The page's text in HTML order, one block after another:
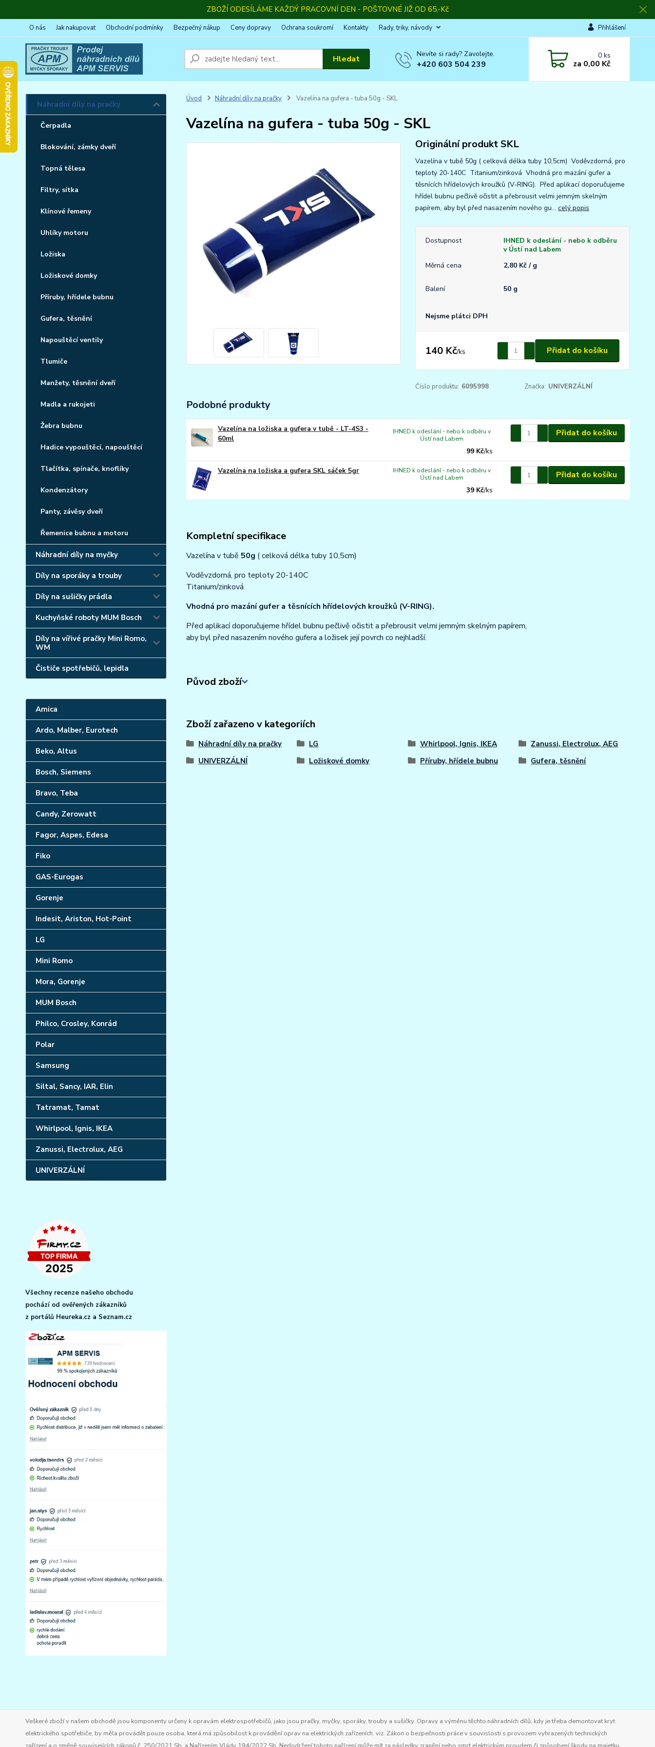
ZBOŽÍ ODESÍLÁME KAŽDÝ PRACOVNÍ DEN - POŠTOVNÉ JIŽ OD 65,-Kč
O nás Jak nakupovat Obchodní podmínky Bezpečný nákup Ceny dopravy Ochrana soukromí Kontakty Rady, triky, návody Přihlášení
Hledat Nevíte si rady? Zavolejte.
+420 603 504 239
0ks
za 0,00 Kč
Náhradní díly na pračky
Čerpadla
Blokování, zámky dveří
Topná tělesa
Filtry, sítka
Klínové řemeny
Uhlíky motoru
Ložiska
Ložiskové domky
Příruby, hřídele bubnu
Gufera, těsnění
Napouštěcí ventily
Tlumiče
Manžety, těsnění dveří
Madla a rukojeti
Žebra bubnu
Hadice vypouštěcí, napouštěcí
Tlačítka, spínače, knoflíky
Kondenzátory
Panty, závěsy dveří
Řemenice bubnu a motoru
Náhradní díly na myčky
Díly na sporáky a trouby
Díly na sušičky prádla
Kuchyňské roboty MUM Bosch
Díly na vířivé pračky Mini Romo,
WM
Čističe spotřebičů, lepidla
Amica
Ardo, Malber, Eurotech
Beko, Altus
Bosch, Siemens
Bravo, Teba
Candy, Zerowatt
Fagor, Aspes, Edesa
Fiko
GAS-Eurogas
Gorenje
Indesit, Ariston, Hot-Point
LG
Mini Romo
Mora, Gorenje
MUM Bosch
Philco, Crosley, Konrád
Polar
Samsung
Siltal, Sancy, IAR, Elin
Tatramat, Tamat
Whirlpool, Ignis, IKEA
Zanussi, Electrolux, AEG
UNIVERZÁLNÍ
Všechny recenze našeho obchodu
pochází od ověřených zákazníků
z portálů Heureka.cz a Seznam.cz
Úvod Náhradní díly na pračky Vazelína na gufera - tuba 50g - SKL
Vazelína na gufera - tuba 50g - SKL
Originální produkt SKL
Vazelína v tubě 50g ( celková délka tuby 10,5cm) Voděvzdorná, pro
teploty 20-140C Titanium/zinková Vhodná pro mazání gufer a
těsnících hřídelových kroužků (V-RING). Před aplikací doporučujeme
hřídel bubnu pečlivě očistit a přebrousit velmi jemným skelným
papírem, aby byl před nasazením nového gu... celý popis
Dostupnost
IHNED k odeslání - nebo k odběru
v Ústí nad Labem
Měrná cena
2,80 Kč / g
Balení 50 g
Nejsme plátci DPH
140 Kč/ks Přidat do košíku
Číslo produktu: 6095998 Značka: UNIVERZÁLNÍ
Podobné produkty
Vazelína na ložiska a gufera v tubě - LT-4S3 -
60ml
99 Kč/ks
IHNED k odeslání - nebo k odběru v
Ústí nad Labem
Přidat do košíku
Vazelína na ložiska a gufera SKL sáček 5gr
39 Kč/ks
IHNED k odeslání - nebo k odběru v
Ústí nad Labem
Přidat do košíku
Kompletní specifikace
Vazelína v tubě 50g ( celková délka tuby 10,5cm)
Voděvzdorná, pro teploty 20-140C
Titanium/zinková
Vhodná pro mazání gufer a těsnících hřídelových kroužků (V-RING).
Před aplikací doporučujeme hřídel bubnu pečlivě očistit a přebrousit velmi jemným skelným papírem,
aby byl před nasazením nového gufera a ložisek její povrch co nejhladší.
Původ zboží
Zboží zařazeno v kategoriích
Náhradní díly na pračky LG Whirlpool, Ignis, IKEA
Zanussi, Electrolux, AEG
UNIVERZÁLNÍ
Ložiskové domky Příruby, hřídele bubnu Gufera, těsnění
Veškeré zboží v našem obchodě jsou komponenty určeny k opravám elektrospotřebičů, jako jsou pračky, myčky, sporáky, trouby a sušičky. Opravy a výměnu těchto náhradních dílů, kdy je třeba demontovat kryt
elektrického spotřebiče, by měla provádět pouze osoba, která má způsobilost k provádění oprav na elektrických zařízeních. viz. Zákon o bezpečnosti práce v souvislosti s provozem vyhrazených technických